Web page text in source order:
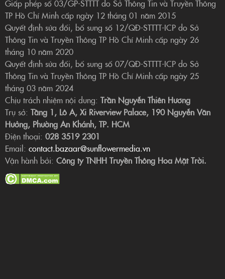
Giấp phép số 03/GP-STTTT do Sở Thông Tin và Truyền Thông
TP Hồ Chí Minh cấp ngày 12 tháng 01 năm 2015
Quyết định sửa đổi, bổ sung số 12/QĐ-STTTT-ICP do Sở
Thông Tin và Truyền Thông TP Hồ Chí Minh cấp ngày 26
tháng 10 năm 2020
Quyết định sửa đổi, bổ sung số 07/QĐ-STTTT-ICP do Sở
Thông Tin và Truyền Thông TP Hồ Chí Minh cấp ngày 25
tháng 03 năm 2024
Chịu trách nhiệm nội dung: Trần Nguyễn Thiên Hương
Trụ sở: Tầng 1, Lô A, Xi Riverview Palace, 190 Nguyễn Văn
Hưởng, Phường An Khánh, TP. HCM
Điện thoại: 028 3519 2301
Email: contact.bazaar@sunflowermedia.vn
Vận hành bởi: Công ty TNHH Truyền Thông Hoa Mặt Trời.